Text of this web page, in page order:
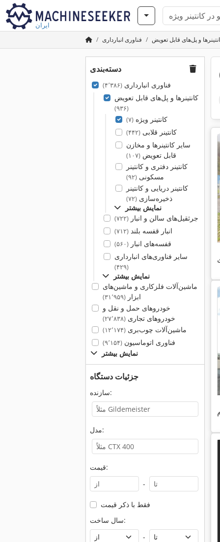
ایران
فناوری انبارداری و پل‌های قابل تعویض
دسته‌بندی
فناوری انبارداری(۴٬۳۸۶)
کانتینرها و پل‌های قابل تعویض
(۹۳۶)
کانتینر ویژه(۷)
کانتینر قلابی(۴۴۲)
سایر کانتینرها و مخازن
قابل تعویض(۱۰۷)
کانتینر دفتری و کانتینر
مسکونی(۹۲)
کانتینر دریایی و کانتینر
ذخیره‌سازی(۷۲)
نمایش بیشتر
جرثقیل‌های سالن و انبار(۷۲۲)
انبار قفسه بلند(۷۱۲)
قفسه‌های انبار(۵۶۰)
سایر فناوری‌های انبارداری
(۴۲۹)
نمایش بیشتر
ماشین‌آلات فلزکاری و ماشین‌های
ابزار(۳۱٬۹۵۹)
خودروهای حمل و نقل و
خودروهای تجاری(۲۷٬۸۳۸)
ماشین‌آلات چوب‌بری(۱۲٬۱۷۴)
فناوری اتوماسیون(۹٬۱۵۴)
نمایش بیشتر
جزئیات دستگاه
سازنده:
مدل:
قیمت:
-
فقط با ذکر قیمت
سال ساخت:
-